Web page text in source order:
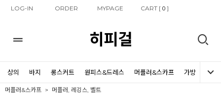
LOG-IN ORDER MYPAGE CART [0 ]
히피걸
상의 바지 롱스커트 원피스&드레스 머플러&스카프 가방 신발
머플러&스카프 머플러, 레깅스, 벨트